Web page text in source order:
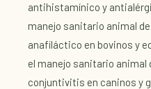
antihistamínico y
manejo sanitario animal
anafiláctico en bovinos y
el manejo sanitario
conjuntivitis en caninos y